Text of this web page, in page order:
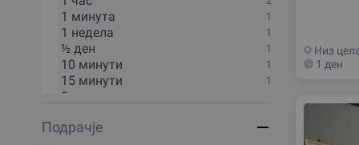
Туризам и патувања 1
Кулинарски задоволства 1
Онлајн доживувања 1
1 минута 1
1 недела 1
½ ден 1
10 минути 1
15 минути 1
2 дена
20 минути 1
Подрачjе
Низ
1 ден